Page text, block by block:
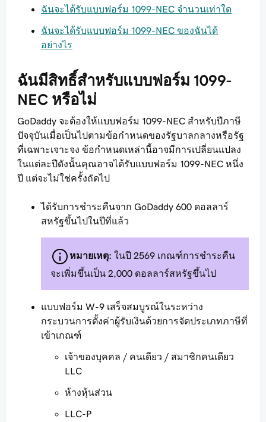
ฉันจะได้รับแบบฟอร์ม 1099-NEC จำนวนเท่าใด
ฉันจะได้รับแบบฟอร์ม 1099-NEC ของฉันได้
อย่างไร
ฉันมีสิทธิ์สำหรับแบบฟอร์ม 1099-
NEC หรือไม่
GoDaddy จะต้องให้แบบฟอร์ม 1099-NEC สำหรับปีภาษี
ปัจจุบันเมื่อเป็นไปตามข้อกำหนดของรัฐบาลกลางหรือรัฐ
ที่เฉพาะเจาะจง ข้อกำหนดเหล่านี้อาจมีการเปลี่ยนแปลง
ในแต่ละปีดังนั้นคุณอาจได้รับแบบฟอร์ม 1099-NEC หนึ่ง
ปี แต่จะไม่ใช่ครั้งถัดไป
ได้รับการชำระคืนจาก GoDaddy 600 ดอลลาร์
สหรัฐขึ้นไปในปีที่แล้ว
หมายเหตุ: ในปี 2569 เกณฑ์การชำระคืน
จะเพิ่มขึ้นเป็น 2,000 ดอลลาร์สหรัฐขึ้นไป
แบบฟอร์ม W-9 เสร็จสมบูรณ์ในระหว่าง
กระบวนการตั้งค่าผู้รับเงินด้วยการจัดประเภทภาษีที่
เข้าเกณฑ์
เจ้าของบุคคล / คนเดียว / สมาชิกคนเดียว
LLC
ห้างหุ้นส่วน
LLC-P